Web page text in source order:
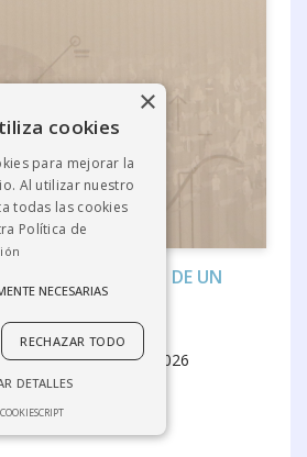
ESPAÑA: ANÁLISIS DE UN
DENTISTAS Y FDE
Año publicación: 2026
×
cookies
para mejorar la
Al utilizar nuestro
todas las cookies
Política de
NECESARIAS
RECHAZAR TODO
DETALLES